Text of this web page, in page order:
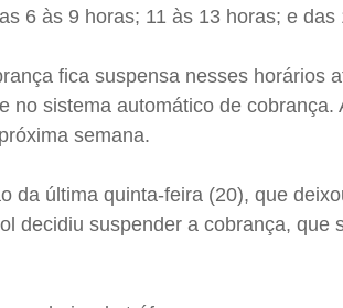
6 às 9 horas; 11 às 13 horas; e das
fica suspensa nesses horários
no sistema automático de
semana.
da última quinta-feira (20), que
decidiu suspender a cobrança, que